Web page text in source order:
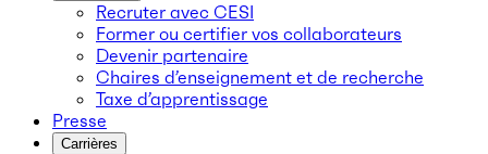
Recruter avec CESI
Former ou certifier vos collaborateurs
Devenir partenaire
Chaires d’enseignement et de recherche
Taxe d’apprentissage
Presse
Carrières